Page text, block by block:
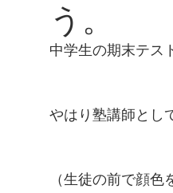
う。
中学生の期末テス
やはり塾講師とし
（生徒の前で顔